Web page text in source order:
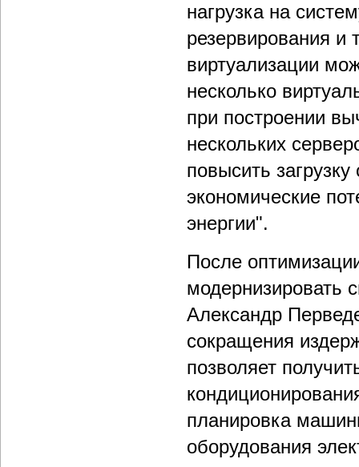
нагрузка на
резервирования и
виртуализации
несколько
при построении
нескольких
повысить
экономические
энергии".
После
модернизировать
Александр
сокращения
позволяет
планировка
оборудования